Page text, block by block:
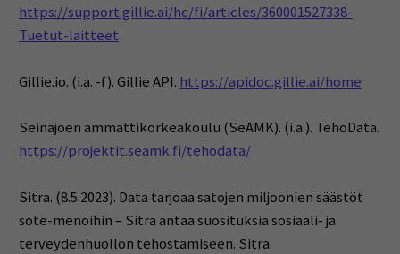
https://support.gillie.ai/hc/fi/articles/360001527338-
Tuetut-laitteet
Gillie.io. (i.a. -f). Gillie API. https://apidoc.gillie.ai/home
Seinäjoen ammattikorkeakoulu (SeAMK). (i.a.). TehoData.
https://projektit.seamk.fi/tehodata/
Sitra. (8.5.2023). Data tarjoaa satojen miljoonien säästöt
sote-menoihin – Sitra antaa suosituksia sosiaali- ja
terveydenhuollon tehostamiseen. Sitra.